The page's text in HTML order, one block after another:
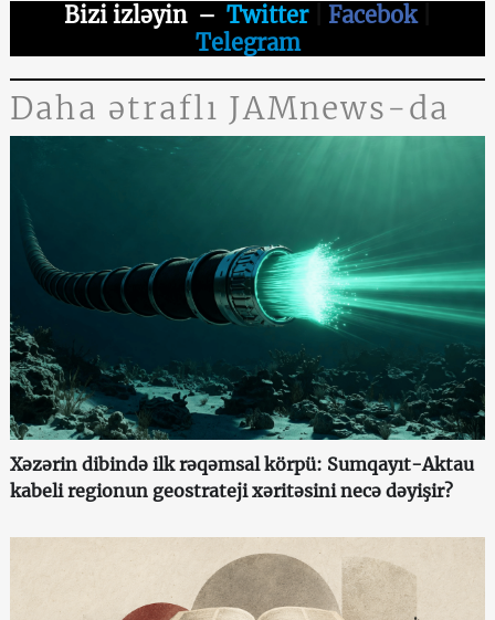
Bizi izləyin– Twitter| Facebok
Telegram
Daha ətraflı JAMnews-da
Xəzərin dibində ilk rəqəmsal körpü: Sumqayıt-Aktau
kabeli regionun geostrateji xəritəsini necə dəyişir?